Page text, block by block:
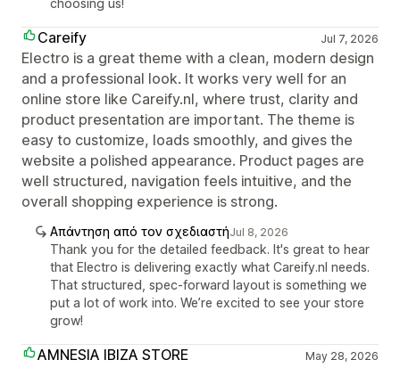
Careify Jul 7, 2026
Electro is a great theme with a clean, modern design
and a professional look. It works very well for an
online store like Careify.nl, where trust, clarity and
product presentation are important. The theme is
easy to customize, loads smoothly, and gives the
website a polished appearance. Product pages are
well structured, navigation feels intuitive, and the
overall shopping experience is strong.
Απάντηση από τον σχεδιαστήJul 8, 2026
Thank you for the detailed feedback. It's great to hear
that Electro is delivering exactly what Careify.nl needs.
That structured, spec-forward layout is something we
put a lot of work into. We’re excited to see your store
grow!
AMNESIA IBIZA STORE May 28, 2026